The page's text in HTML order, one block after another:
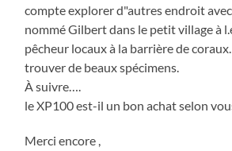
compte explorer d"autres endroit
nommé Gilbert dans le petit village à
pêcheur locaux à la barrière de
trouver de beaux spécimens.
À suivre….
le XP100 est-il un bon achat selon
Merci encore ,